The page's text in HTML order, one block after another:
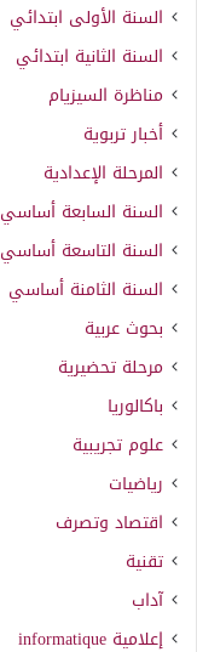
السنة الأولى ابتدائي
السنة الثانية ابتدائي
مناظرة السيزيام
أخبار تربوية
المرحلة الإعدادية
السنة السابعة أساسي
السنة التاسعة أساسي
السنة الثامنة أساسي
بحوث عربية
مرحلة تحضيرية
باكالوريا
علوم تجريبية
رياضيات
اقتصاد وتصرف
تقنية
آداب
إعلامية informatique